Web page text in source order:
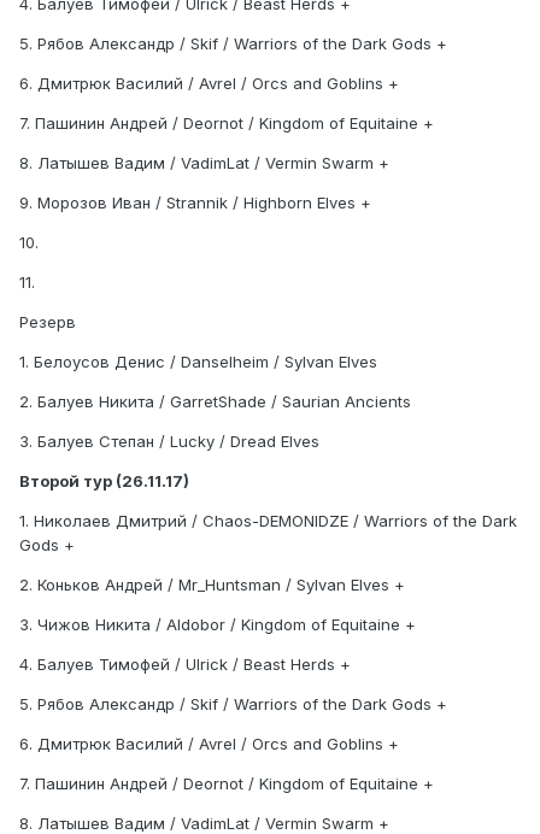
5. Рябов Александр / Skif / Warriors of the Dark Gods +
6. Дмитрюк Василий / Avrel / Orcs and Goblins +
7. Пашинин Андрей / Deornot / Kingdom of Equitaine +
8. Латышев Вадим / VadimLat / Vermin Swarm +
9. Морозов Иван / Strannik / Highborn Elves +
10.
11.
Резерв
1. Белоусов Денис / Danselheim / Sylvan Elves
2. Балуев Никита / GarretShade / Saurian Ancients
3. Балуев Степан / Lucky / Dread Elves
Второй тур (26.11.17)
1. Николаев Дмитрий / Chaos-DEMONIDZE / Warriors of the Dark
Gods +
2. Коньков Андрей / Mr_Huntsman / Sylvan Elves +
3. Чижов Никита / Aldobor / Kingdom of Equitaine +
4. Балуев Тимофей / Ulrick / Beast Herds +
5. Рябов Александр / Skif / Warriors of the Dark Gods +
6. Дмитрюк Василий / Avrel / Orcs and Goblins +
7. Пашинин Андрей / Deornot / Kingdom of Equitaine +
8. Латышев Вадим / VadimLat / Vermin Swarm +